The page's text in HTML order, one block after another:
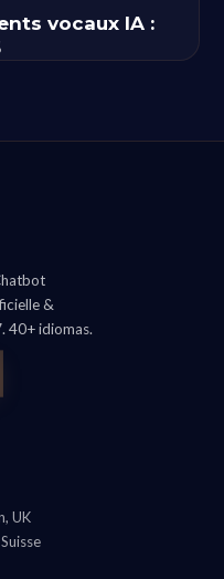
vocaux IA :
&
40+ idiomas.
UK